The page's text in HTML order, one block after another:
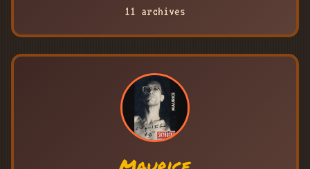
11 archives